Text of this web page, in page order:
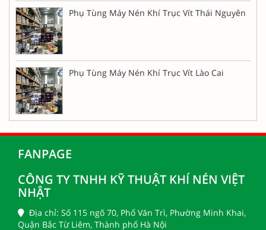
Phụ Tùng Máy Nén Khí Trục Vít Thái Nguyên
Phụ Tùng Máy Nén Khí Trục Vít Lào Cai
FANPAGE
CÔNG TY TNHH KỸ THUẬT KHÍ NÉN VIỆT
NHẬT
Địa chỉ: Số 115 ngõ 70, Phố Văn Trì, Phường Minh Khai,
Quận Bắc Từ Liêm, Thành phố Hà Nội